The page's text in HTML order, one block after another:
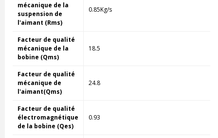
mécanique de la
suspension de
l'aimant (Rms)
0.85Kg/s
Facteur de qualité
mécanique de la
bobine (Qms)
18.5
Facteur de qualité
mécanique de
l'aimant(Qms)
24.8
Facteur de qualité
électromagnétique
de la bobine (Qes)
0.93